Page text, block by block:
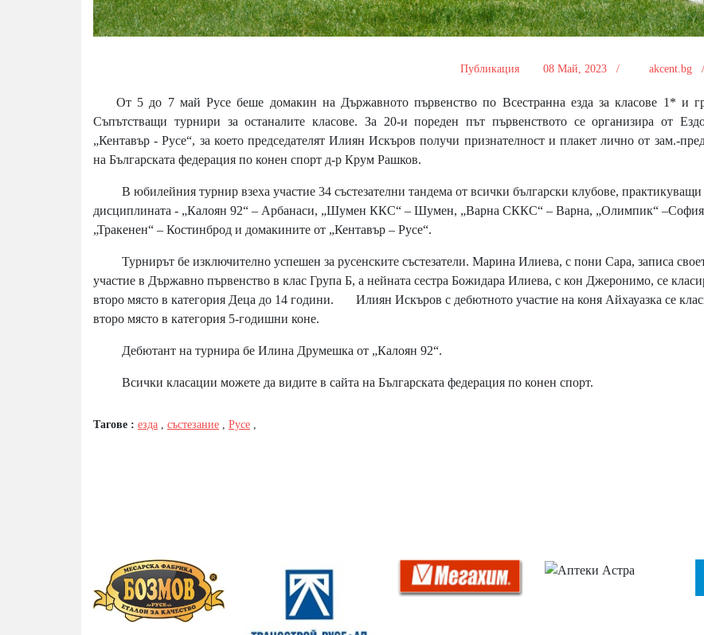
Публикация 08 Май, 2023 / akcent.bg
От 5 до 7 май Русе беше домакин на Държавното първенство по Всестранна езда за класове 1* и
Съпътстващи турнири за останалите класове. За 20-и пореден път първенството се организира от
„Кентавър - Русе“, за което председателят Илиян Искъров получи признателност и плакет лично от зам.-
на Българската федерация по конен спорт д-р Крум Рашков.
В юбилейния турнир взеха участие 34 състезателни тандема от всички български клубове, практикуващи
дисциплината - „Калоян 92“ – Арбанаси, „Шумен ККС“ – Шумен, „Варна СККС“ – Варна, „Олимпик“
„Тракенен“ – Костинброд и домакините от „Кентавър – Русе“.
Турнирът бе изключително успешен за русенските състезатели. Марина Илиева, с пони Сара, записа
участие в Държавно първенство в клас Група Б, а нейната сестра Божидара Илиева, с кон Джеронимо, се
второ място в категория Деца до 14 години. Илиян Искъров с дебютното участие на коня Айхауазка се
второ място в категория 5-годишни коне.
Дебютант на турнира бе Илина Друмешка от „Калоян 92“.
Всички класации можете да видите в сайта на Българската федерация по конен спорт.
Тагове : езда , състезание , Русе ,